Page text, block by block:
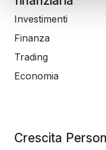
Investimenti
Finanza
Trading
Economia
Crescita